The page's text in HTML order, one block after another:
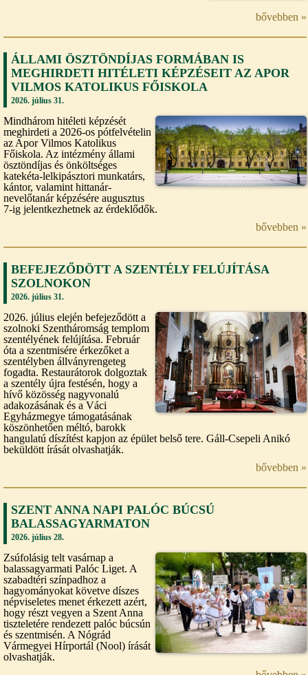
bővebben »
ÁLLAMI ÖSZTÖNDÍJAS FORMÁBAN IS
MEGHIRDETI HITÉLETI KÉPZÉSEIT AZ APOR
VILMOS KATOLIKUS FŐISKOLA
2026. július 31.
Mindhárom hitéleti képzését
meghirdeti a 2026-os pótfelvételin
az Apor Vilmos Katolikus
Főiskola. Az intézmény állami
ösztöndíjas és önköltséges
katekéta-lelkipásztori munkatárs,
kántor, valamint hittanár-
nevelőtanár képzésére augusztus
7-ig jelentkezhetnek az érdeklődők.
bővebben »
BEFEJEZŐDÖTT A SZENTÉLY FELÚJÍTÁSA
SZOLNOKON
2026. július 31.
2026. július elején befejeződött a
szolnoki Szentháromság templom
szentélyének felújítása. Február
óta a szentmisére érkezőket a
szentélyben állványrengeteg
fogadta. Restaurátorok dolgoztak
a szentély újra festésén, hogy a
hívő közösség nagyvonalú
adakozásának és a Váci
Egyházmegye támogatásának
köszönhetően méltó, barokk
hangulatú díszítést kapjon az épület belső tere. Gáll-Csepeli Anikó
beküldött írását olvashatják.
bővebben »
SZENT ANNA NAPI PALÓC BÚCSÚ
BALASSAGYARMATON
2026. július 28.
Zsúfolásig telt vasárnap a
balassagyarmati Palóc Liget. A
szabadtéri színpadhoz a
hagyományokat követve díszes
népviseletes menet érkezett azért,
hogy részt vegyen a Szent Anna
tiszteletére rendezett palóc búcsún
és szentmisén. A Nógrád
Vármegyei Hírportál (Nool) írását
olvashatják.